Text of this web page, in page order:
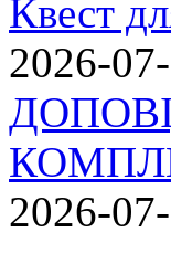
Квест
2026-
2026-